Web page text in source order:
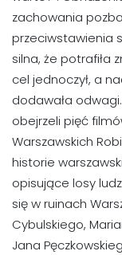
zachowania
przeciwstawienia
silna, że potrafiła
cel jednoczył, a
dodawała
obejrzeli pięć
Warszawskich
historie
opisujące losy
się w ruinach
Cybulskiego,
Jana